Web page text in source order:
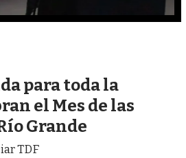
para toda la
el Mes de las
Grande
TDF